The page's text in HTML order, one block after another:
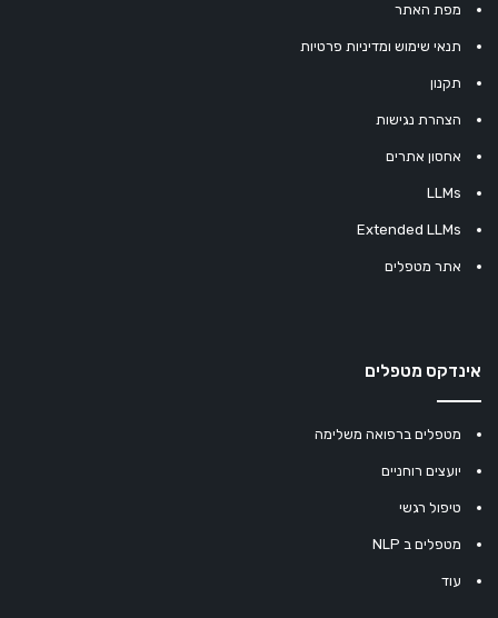
מפת האתר
תנאי שימוש ומדיניות פרטיות
תקנון
הצהרת נגישות
אחסון אתרים
LLMs
Extended LLMs
אתר מטפלים
אינדקס מטפלים
מטפלים ברפואה משלימה
יועצים רוחניים
טיפול רגשי
מטפלים ב NLP
עוד